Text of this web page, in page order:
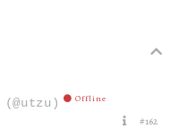
(@utzu) Offline
#162